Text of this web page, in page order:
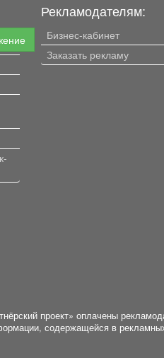
Рекламодателям:
Бизнес-кабинет
Заказать рекламу
проект» оплачены
содержащейся в